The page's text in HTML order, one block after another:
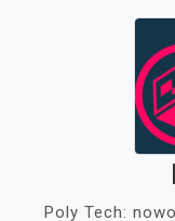
Poly Tech: